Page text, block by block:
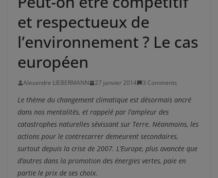
et respectueux de
l’environnement ? Le cas
européen
Alexandre LIEBERMANN 27 janvier 2014 3 Comments
Le thème du changement climatique est désormais ancré
dans nos mentalités, et rappelé par l’ampleur des
catastrophes naturelles sévissant sur Terre. Néanmoins, les
actions pour le contrecarrer demeurent secondaires,
surtout depuis la crise de 2007. L’Europe, plus avancée que
d’autres dans la promotion des énergies vertes, paie en
partie le prix de ses choix.